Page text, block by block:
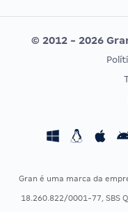
Editais publicados
CONCURSOS POR
Concursos Fiscais
© 2012 - 2026
Gran é uma marca da
18.260.822/0001-77, SBS